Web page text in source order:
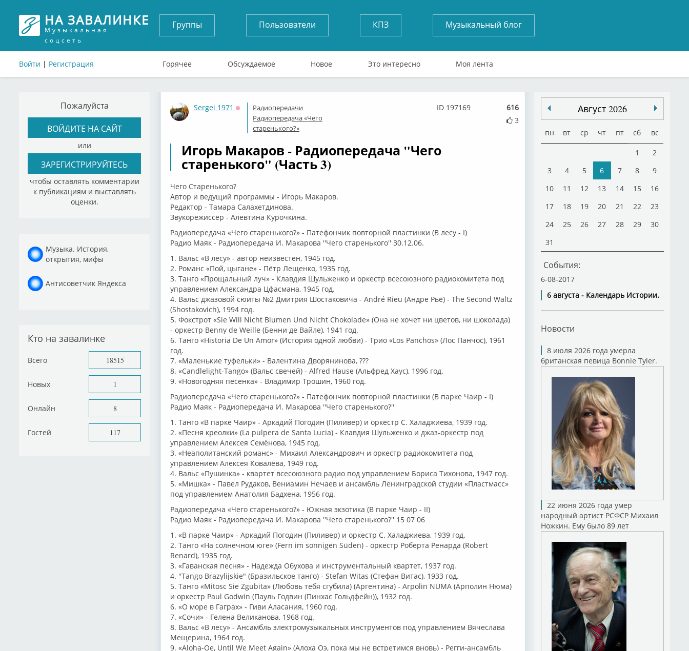
НА ЗАВАЛИНКЕ
Музыкальная
соцсеть
Войти | Регистрация
Группы Пользователи КПЗ Музыкальный блог
Горячее Обсуждаемое Новое Это интересно Моя лента
Пожалуйста
ВОЙДИТЕ НА САЙТ
или
ЗАРЕГИСТРИРУЙТЕСЬ
чтобы оставлять комментарии
к публикациям и выставлять
оценки.
Музыка. История,
открытия, мифы
Антисоветчик Яндекса
Кто на завалинке
Всего 18515
Новых 1
Онлайн 8
Гостей 117
Sergei 1971
Оффлайн
Радиопередачи
Радиопередача «Чего
старенького?»
616
3
ID 197169
Игорь Макаров - Радиопередача "Чего
старенького" (Часть 3)
Чего Старенького?
Автор и ведущий программы - Игорь Макаров.
Редактор - Тамара Салахетдинова.
Звукорежиссёр - Алевтина Курочкина.
Радиопередача «Чего старенького?» - Патефончик повторной пластинки (В лесу - I)
Радио Маяк - Радиопередача И. Макарова ''Чего старенького'' 30.12.06.
1. Вальс «В лесу» - автор неизвестен, 1945 год.
2. Романс «Пой, цыгане» - Пётр Лещенко, 1935 год.
3. Танго «Прощальный луч» - Клавдия Шульженко и оркестр всесоюзного радиокомитета под
управлением Александра Цфасмана, 1945 год.
4. Вальс джазовой сюиты №2 Дмитрия Шостаковича - André Rieu (Андре Рьё) - The Second Waltz
(Shostakovich), 1994 год.
5. Фокстрот «Sie Will Nicht Blumen Und Nicht Chokolade» (Она не хочет ни цветов, ни шоколада)
- оркестр Benny de Weille (Бенни де Вайле), 1941 год.
6. Танго «Historia De Un Amor» (История одной любви) - Трио «Los Panchos» (Лос Панчос), 1961
год.
7. «Маленькие туфельки» - Валентина Дворянинова, ???
8. «Candlelight-Tango» (Вальс свечей) - Alfred Hause (Альфред Хаус), 1996 год.
9. «Новогодняя песенка» - Владимир Трошин, 1960 год.
Радиопередача «Чего старенького?» - Патефончик повторной пластинки (В парке Чаир - I)
Радио Маяк - Радиопередача И. Макарова ''Чего старенького?''
1. Танго «В парке Чаир» - Аркадий Погодин (Пиливер) и оркестр С. Халаджиева, 1939 год.
2. «Песня креолки» (La pulpera de Santa Lucia) - Клавдия Шульженко и джаз-оркестр под
управлением Алексея Семёнова, 1945 год.
3. «Неаполитанский романс» - Михаил Александрович и оркестр радиокомитета под
управлением Алексея Ковалёва, 1949 год.
4. Вальс «Пушинка» - квартет всесоюзного радио под управлением Бориса Тихонова, 1947 год.
5. «Мишка» - Павел Рудаков, Вениамин Нечаев и ансамбль Ленинградской студии «Пластмасс»
под управлением Анатолия Бадхена, 1956 год.
Радиопередача «Чего старенького?» - Южная экзотика (В парке Чаир - II)
Радио Маяк - Радиопередача И. Макарова ''Чего старенького?'' 15 07 06
1. «В парке Чаир» - Аркадий Погодин (Пиливер) и оркестр С. Халаджиева, 1939 год.
2. Танго «На солнечном юге» (Fern im sonnigen Süden) - оркестр Роберта Ренарда (Robert
Renard), 1935 год.
3. «Гаванская песня» - Надежда Обухова и инструментальный квартет, 1937 год.
4. "Tango Brazylijskie" (Бразильское танго) - Stefan Witas (Стефан Витас), 1933 год.
5. Танго «Mitosc Sie Zgubita» (Любовь тебя сгубила) (Аргентина) - Arpolin NUMA (Арполин Нюма)
и оркестр Paul Godwin (Пауль Годвин (Пинхас Гольдфейн)), 1932 год.
6. «О море в Гаграх» - Гиви Аласания, 1960 год.
7. «Сочи» - Гелена Великанова, 1968 год.
8. Вальс «В лесу» - Ансамбль электромузыкальных инструментов под управлением Вячеслава
Мещерина, 1964 год.
9. «Aloha-Oe, Until We Meet Again» (Алоха Оэ, пока мы не встретимся вновь) - Регги-ансамбль
Август 2026
пн вт ср чт пт сб вс
1
2
3
4 5 6 7 8
9
10
11 12 13 14 15
16
17
18 19 20 21 22
23
24
25 26 27 28 29
30
31
События:
6-08-2017
6 августа - Календарь Истории.
Новости
8 июля 2026 года умерла
британская певица Bonnie Tyler.
22 июня 2026 года умер
народный артист РСФСР Михаил
Ножкин. Ему было 89 лет